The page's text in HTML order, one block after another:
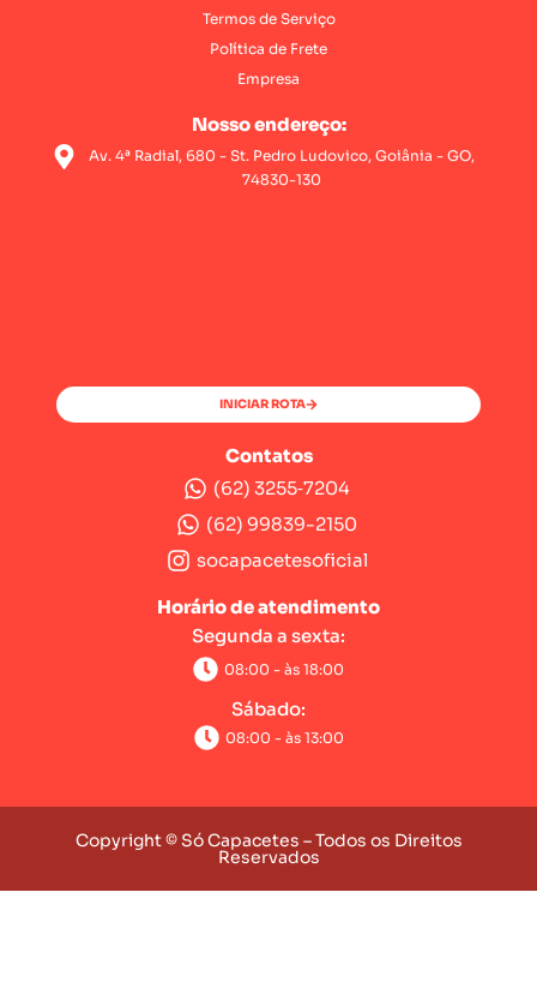
Termos de Serviço
Política de Frete
Empresa
Nosso endereço:
Av. 4ª Radial, 680 - St. Pedro Ludovico, Goiânia - GO,
74830-130
INICIAR ROTA
Contatos
(62) 3255‑7204‬
(62) 99839-2150
socapacetesoficial
Horário de atendimento
Segunda a sexta:
08:00 - às 18:00
Sábado:
08:00 - às 13:00
Copyright © Só Capacetes – Todos os Direitos
Reservados